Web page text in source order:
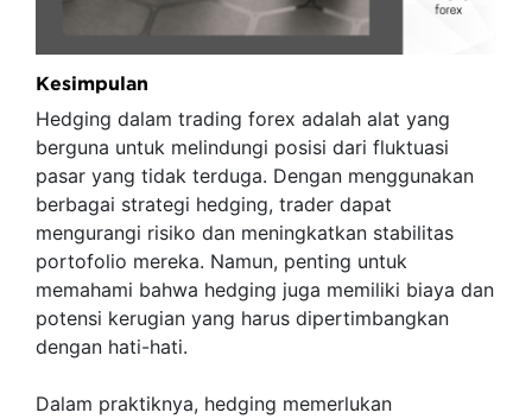
Kesimpulan
Hedging dalam trading forex adalah alat yang
berguna untuk melindungi posisi dari fluktuasi
pasar yang tidak terduga. Dengan menggunakan
berbagai strategi hedging, trader dapat
mengurangi risiko dan meningkatkan stabilitas
portofolio mereka. Namun, penting untuk
memahami bahwa hedging juga memiliki biaya dan
potensi kerugian yang harus dipertimbangkan
dengan hati-hati.
Dalam praktiknya, hedging memerlukan